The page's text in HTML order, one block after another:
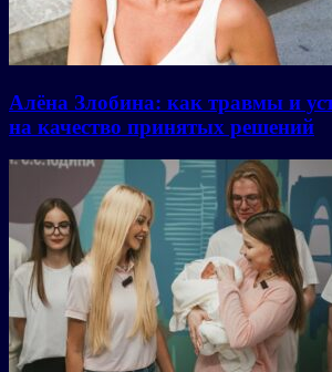
Алёна Злобина: как травмы и
на качество принятых решений